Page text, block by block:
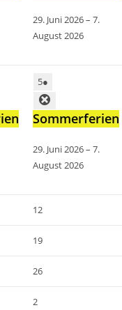
29. Juni 2026–7.
August 2026
5●
Sommerferien
29. Juni 2026–7.
August 2026
12
19
26
2